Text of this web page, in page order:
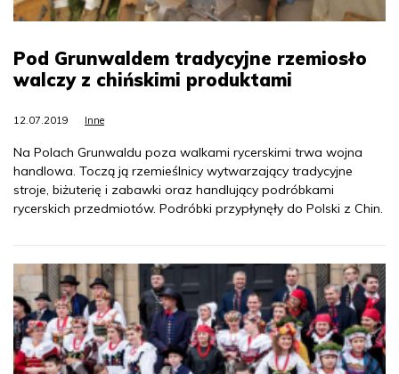
Pod Grunwaldem tradycyjne rzemiosło
walczy z chińskimi produktami
12.07.2019 Inne
Na Polach Grunwaldu poza walkami rycerskimi trwa wojna
handlowa. Toczą ją rzemieślnicy wytwarzający tradycyjne
stroje, biżuterię i zabawki oraz handlujący podróbkami
rycerskich przedmiotów. Podróbki przypłynęły do Polski z Chin.